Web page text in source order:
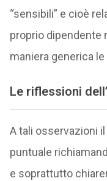
“sensibili” e cioè
proprio dipendente
maniera generica
Le riflessioni
A tali osservazioni
puntuale
e soprattutto